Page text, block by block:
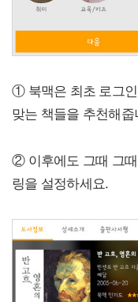
① 북맥은 최초 로그
맞는 책들을 추천해줍
② 이후에도 그때 그
링을 설정하세요.